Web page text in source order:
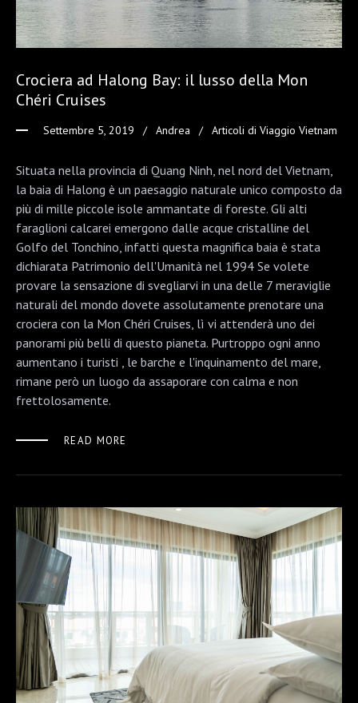
Crociera ad Halong Bay: il lusso della Mon
Chéri Cruises
Settembre 5, 2019 Andrea Articoli di Viaggio Vietnam
Situata nella provincia di Quang Ninh, nel nord del Vietnam,
la baia di Halong è un paesaggio naturale unico composto da
più di mille piccole isole ammantate di foreste. Gli alti
faraglioni calcarei emergono dalle acque cristalline del
Golfo del Tonchino, infatti questa magnifica baia è stata
dichiarata Patrimonio dell'Umanità nel 1994 Se volete
provare la sensazione di svegliarvi in una delle 7 meraviglie
naturali del mondo dovete assolutamente prenotare una
crociera con la Mon Chéri Cruises, lì vi attenderà uno dei
panorami più belli di questo pianeta. Purtroppo ogni anno
aumentano i turisti , le barche e l'inquinamento del mare,
rimane però un luogo da assaporare con calma e non
frettolosamente.
READ MORE